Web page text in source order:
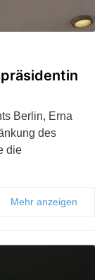
Berlin, Erna
des
die
Mehr anzeigen